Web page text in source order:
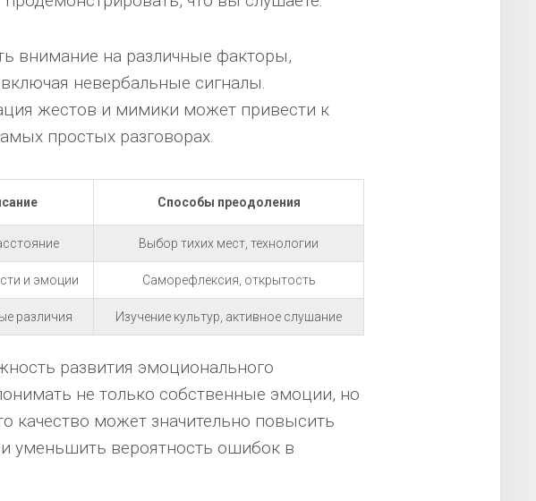
внимание на различные факторы,
невербальные сигналы.
жестов и мимики может привести к
простых разговорах.
Способы преодоления
Выбор тихих мест, технологии
и эмоции Саморефлексия, открытость
различия Изучение культур, активное слушание
развития эмоционального
не только собственные эмоции, но
качество может значительно повысить
уменьшить вероятность ошибок в